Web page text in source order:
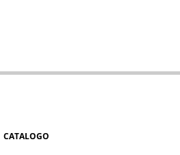
CATALOGO